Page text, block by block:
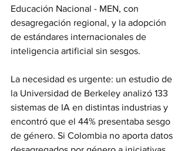
Educación Nacional - MEN, con
desagregación regional, y la adopción
de estándares internacionales de
inteligencia artificial sin sesgos.
La necesidad es urgente: un estudio de
la Universidad de Berkeley analizó 133
sistemas de IA en distintas industrias y
encontró que el 44% presentaba sesgo
de género. Si Colombia no aporta datos